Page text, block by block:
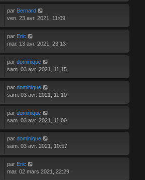
par Bernard
ven. 23 avr. 2021, 11:09
par Eric
mar. 13 avr. 2021, 23:13
par dominique
sam. 03 avr. 2021, 11:15
par dominique
sam. 03 avr. 2021, 11:10
par dominique
sam. 03 avr. 2021, 11:00
par dominique
sam. 03 avr. 2021, 10:57
par Eric
mar. 02 mars 2021, 22:29